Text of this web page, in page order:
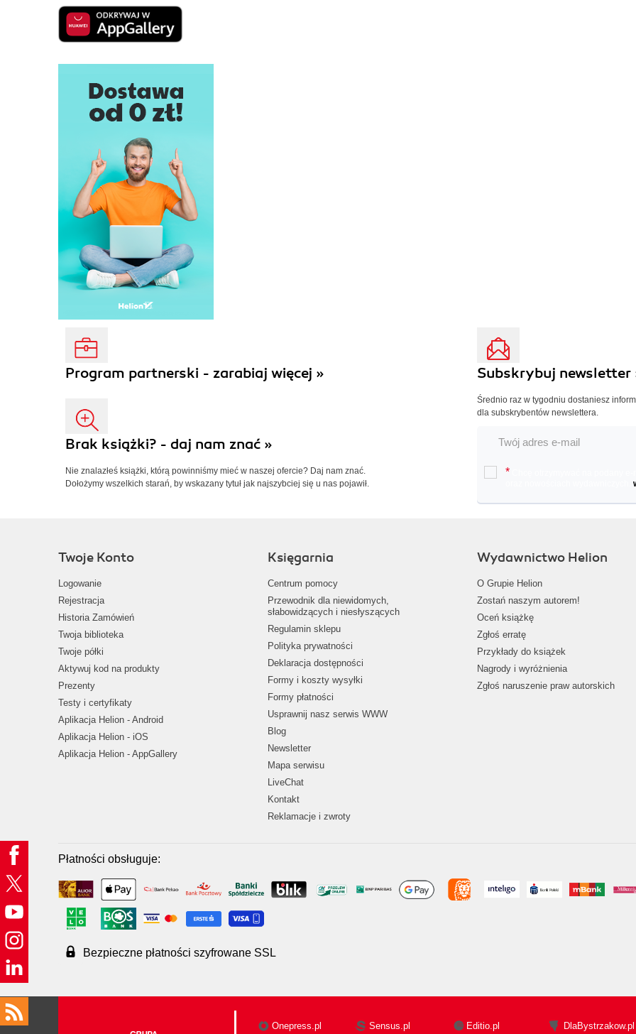
Program partnerski - zarabiaj więcej »
Brak książki? - daj nam znać »
Nie znalazłeś książki, którą powinniśmy mieć w naszej ofercie? Daj nam znać.
Dołożymy wszelkich starań, by wskazany tytuł jak najszybciej się u nas pojawił.
Subskrybuj newsletter
Średnio raz w tygodniu dostaniesz
dla subskrybentów newslettera.
*
Twoje Konto
Logowanie
Rejestracja
Historia Zamówień
Twoja biblioteka
Twoje półki
Aktywuj kod na produkty
Prezenty
Testy i certyfikaty
Aplikacja Helion - Android
Aplikacja Helion - iOS
Aplikacja Helion - AppGallery
Księgarnia
Centrum pomocy
Przewodnik dla niewidomych,
słabowidzących i niesłyszących
Regulamin sklepu
Polityka prywatności
Deklaracja dostępności
Formy i koszty wysyłki
Formy płatności
Usprawnij nasz serwis WWW
Blog
Newsletter
Mapa serwisu
LiveChat
Kontakt
Reklamacje i zwroty
Wydawnictwo Helion
O Grupie Helion
Zostań naszym autorem!
Oceń książkę
Zgłoś erratę
Przykłady do książek
Nagrody i wyróżnienia
Zgłoś naruszenie praw autorskich
Płatności obsługuje:
Bezpieczne płatności szyfrowane SSL
Onepress.pl Sensus.pl Editio.pl DlaBystrzakow.pl